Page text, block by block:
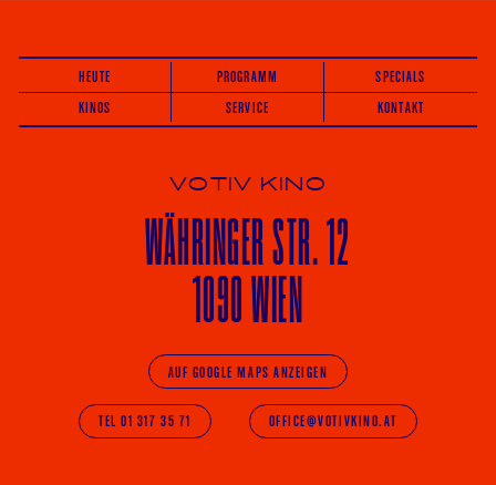
HEUTE PROGRAMM
SPECIALS
KINOS
SERVICE KONTAKT
VOTIV KINO
WÄHRINGERSTR. 12
1090 WIEN
AUF GOOGLE MAPS ANZEIGEN
TEL 01 317 35 71 OFFICE@VOTIVKINO.AT